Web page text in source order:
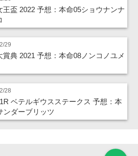
王盃 2022 予想：本命05ショウナンナ
29
賞典 2021 予想：本命08ノンコノユメ
28
ベテルギウスステークス 予想：本
ンダーブリッツ